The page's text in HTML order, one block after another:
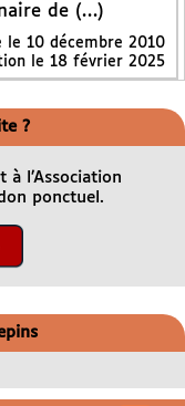
de (…)
le 10 décembre 2010
le 18 février 2025
?
l’Association
ponctuel.